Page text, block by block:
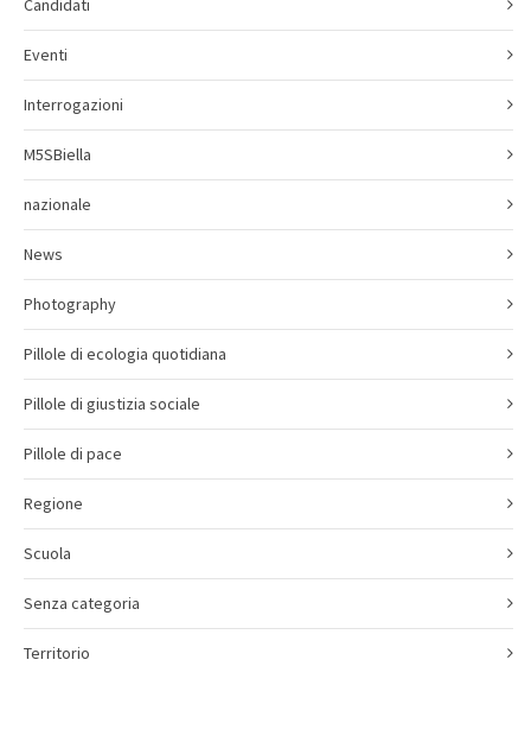
Candidati
Eventi
Interrogazioni
M5SBiella
nazionale
News
Photography
Pillole di ecologia quotidiana
Pillole di giustizia sociale
Pillole di pace
Regione
Scuola
Senza categoria
Territorio